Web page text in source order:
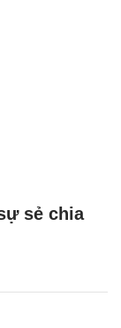
sẻ chia